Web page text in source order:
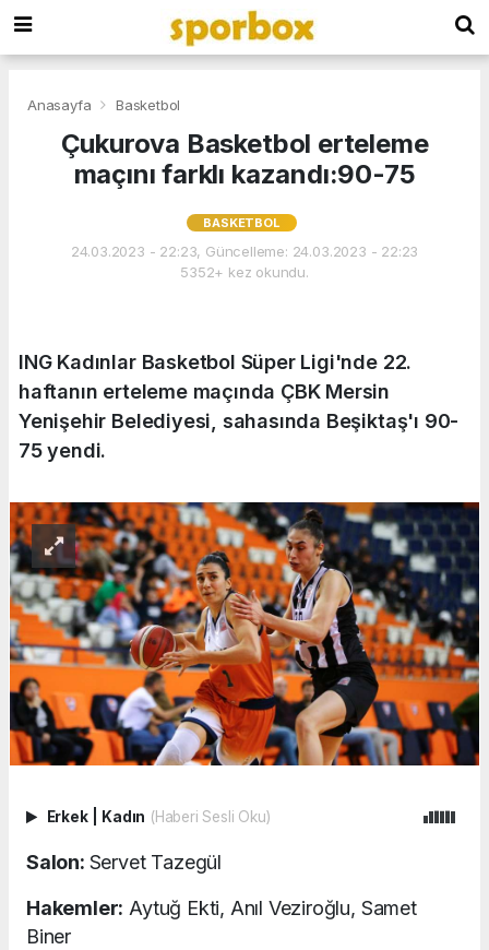
Anasayfa Basketbol
Çukurova Basketbol erteleme
maçını farklı kazandı:90-75
BASKETBOL
24.03.2023 - 22:23, Güncelleme: 24.03.2023 - 22:23
5352+ kez okundu.
ING Kadınlar Basketbol Süper Ligi'nde 22.
haftanın erteleme maçında ÇBK Mersin
Yenişehir Belediyesi, sahasında Beşiktaş'ı 90-
75 yendi.
Erkek Kadın (Haberi Sesli Oku)
Salon: Servet Tazegül
Hakemler: Aytuğ Ekti, Anıl Veziroğlu, Samet
Biner